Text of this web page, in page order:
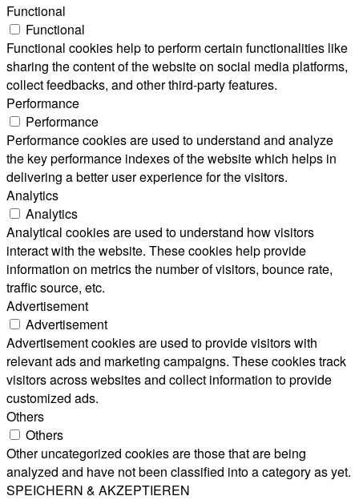
Functional
Functional
Functional cookies help to perform certain functionalities like
sharing the content of the website on social media platforms,
collect feedbacks, and other third-party features.
Performance
Performance
Performance cookies are used to understand and analyze
the key performance indexes of the website which helps in
delivering a better user experience for the visitors.
Analytics
Analytics
Analytical cookies are used to understand how visitors
interact with the website. These cookies help provide
information on metrics the number of visitors, bounce rate,
traffic source, etc.
Advertisement
Advertisement
Advertisement cookies are used to provide visitors with
relevant ads and marketing campaigns. These cookies track
visitors across websites and collect information to provide
customized ads.
Others
Others
Other uncategorized cookies are those that are being
analyzed and have not been classified into a category as yet.
SPEICHERN & AKZEPTIEREN